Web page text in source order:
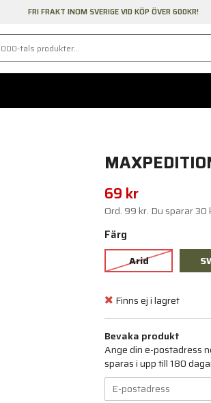
FRI FRAKT INOM SVERIGE VID KÖP ÖVER 600KR!
69 kr
Ord. 99 kr. Du sparar30
Färg
Arid
Finns ej i lagret
Bevaka produkt
Ange din e-postadress
sparas i upp till 180